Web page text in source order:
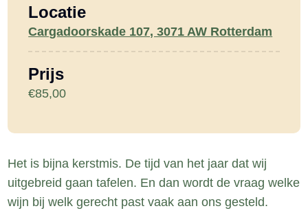
Locatie
Cargadoorskade 107, 3071 AW Rotterdam
Prijs
€85,00
Het is bijna kerstmis. De tijd van het jaar dat wij
uitgebreid gaan tafelen. En dan wordt de vraag welke
wijn bij welk gerecht past vaak aan ons gesteld.